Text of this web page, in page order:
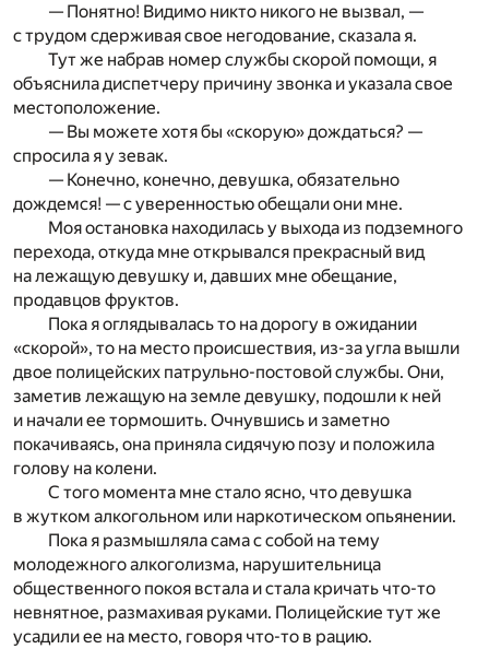
— Понятно! Видимо никто никого не вызвал, —
с трудом сдерживая свое негодование, сказала я.
Тут же набрав номер службы скорой помощи, я
объяснила диспетчеру причину звонка и указала свое
местоположение.
— Вы можете хотя бы «скорую» дождаться? —
спросила я у зевак.
— Конечно, конечно, девушка, обязательно
дождемся! — с уверенностью обещали они мне.
Моя остановка находилась у выхода из подземного
перехода, откуда мне открывался прекрасный вид
на лежащую девушку и, давших мне обещание,
продавцов фруктов.
Пока я оглядывалась то на дорогу в ожидании
«скорой», то на место происшествия, из-за угла вышли
двое полицейских патрульно-постовой службы. Они,
заметив лежащую на земле девушку, подошли к ней
и начали ее тормошить. Очнувшись и заметно
покачиваясь, она приняла сидячую позу и положила
голову на колени.
С того момента мне стало ясно, что девушка
в жутком алкогольном или наркотическом опьянении.
Пока я размышляла сама с собой на тему
молодежного алкоголизма, нарушительница
общественного покоя встала и стала кричать что-то
невнятное, размахивая руками. Полицейские тут же
усадили ее на место, говоря что-то в рацию.